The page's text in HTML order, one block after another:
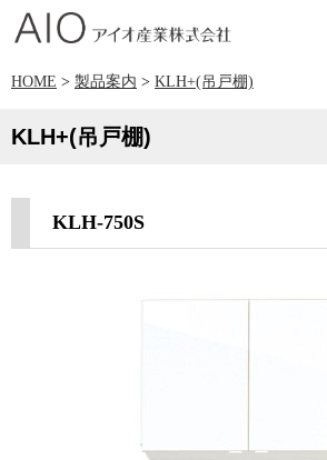
HOME > 製品案内 > KLH+(吊戸棚)
KLH+(吊戸棚)
KLH-750S